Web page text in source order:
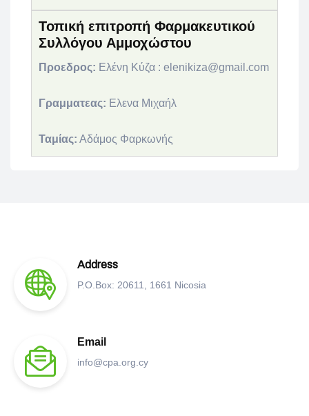
Τοπική επιτροπή Φαρμακευτικού
Συλλόγου Αμμοχώστου
Προεδρος: Ελένη Κύζα : elenikiza@gmail.com
Γραμματεας: Ελενα Μιχαήλ
Ταμίας: Αδάμος Φαρκωνής
Address
P.O.Box: 20611, 1661 Nicosia
Email
info@cpa.org.cy